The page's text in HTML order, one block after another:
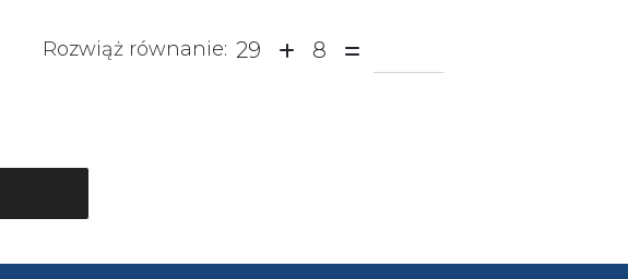
Rozwiąż równanie: 29 8